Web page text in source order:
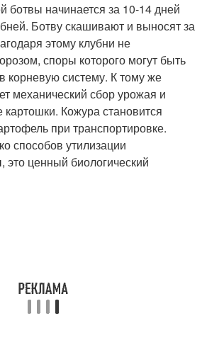
ботвы начинается за 10-14 дней
Ботву скашивают и выносят за
этому клубни не
споры которого могут быть
корневую систему. К тому же
механический сбор урожая и
картошки. Кожура становится
при транспортировке.
способов утилизации
это ценный биологический